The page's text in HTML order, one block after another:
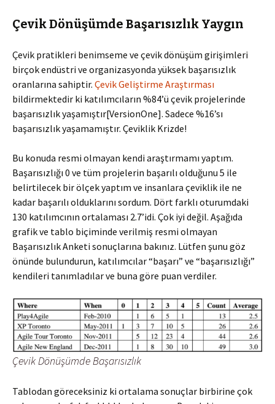
Çevik Dönüşümde Başarısızlık Yaygın
Çevik pratikleri benimseme ve çevik dönüşüm girişimleri
birçok endüstri ve organizasyonda yüksek başarısızlık
oranlarına sahiptir. Çevik Geliştirme Araştırması
bildirmektedir ki katılımcıların %84’ü çevik projelerinde
başarısızlık yaşamıştır[VersionOne]. Sadece %16’sı
başarısızlık yaşamamıştır. Çeviklik Krizde!
Bu konuda resmi olmayan kendi araştırmamı yaptım.
Başarısızlığı 0 ve tüm projelerin başarılı olduğunu 5 ile
belirtilecek bir ölçek yaptım ve insanlara çeviklik ile ne
kadar başarılı olduklarını sordum. Dört farklı oturumdaki
130 katılımcının ortalaması 2.7’idi. Çok iyi değil. Aşağıda
grafik ve tablo biçiminde verilmiş resmi olmayan
Başarısızlık Anketi sonuçlarına bakınız. Lütfen şunu göz
önünde bulundurun, katılımcılar “başarı” ve “başarısızlığı”
kendileri tanımladılar ve buna göre puan verdiler.
Çevik Dönüşümde Başarısızlık
Tablodan göreceksiniz ki ortalama sonuçlar birbirine çok